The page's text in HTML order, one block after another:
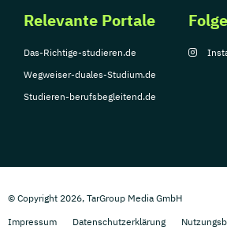
Relevante Portale
Das-Richtige-studieren.de
Wegweiser-duales-Studium.de
Studieren-berufsbegleitend.de
© Copyright 2026, TarGroup Media GmbH
Impressum
Datenschutzerklärung